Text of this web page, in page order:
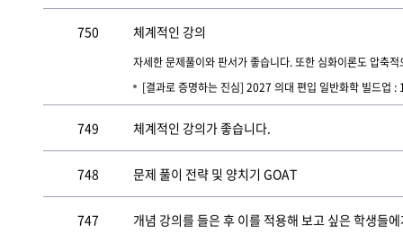
750 체계적인 강의
자세한 문제풀이와 판서가 좋습니다. 또한 심화이론도 압축
[결과로 증명하는 진심] 2027 의대 편입 일반화학 빌드업 :
749 체계적인 강의가 좋습니다.
748 문제 풀이 전략 및 양치기 GOAT
747 개념 강의를 들은 후 이를 적용해 보고 싶은 학생들